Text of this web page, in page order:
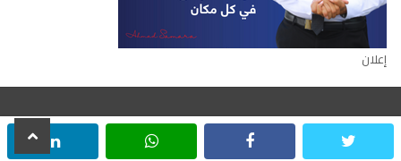
twitter
whatsapp
إعلان
جميع الحقوق محفوظة © ٢٠٢٢
scroll
to